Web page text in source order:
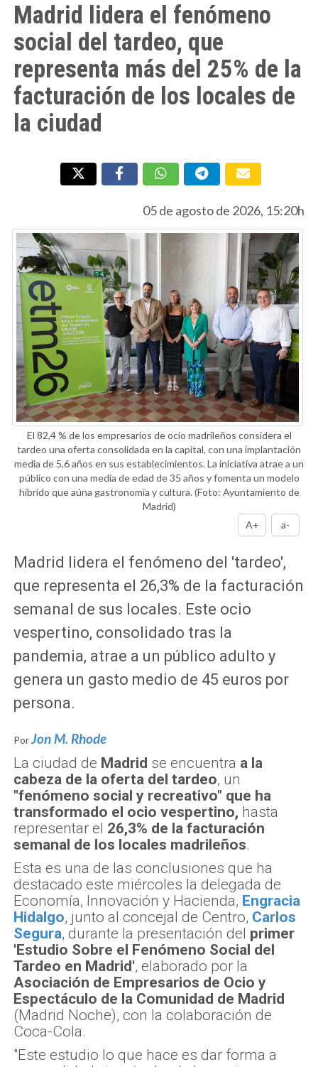
Madrid lidera el fenómeno
social del tardeo, que
representa más del 25% de la
facturación de los locales de
la ciudad
05 de agosto de 2026, 15:20h
El 82,4 % de los empresarios de ocio madrileños considera el
tardeo una oferta consolidada en la capital, con una implantación
media de 5,6 años en sus establecimientos. La iniciativa atrae a un
público con una media de edad de 35 años y fomenta un modelo
híbrido que aúna gastronomía y cultura.(Foto: Ayuntamiento de
Madrid)
A+
a-
Madrid lidera el fenómeno del 'tardeo',
que representa el 26,3% de la facturación
semanal de sus locales. Este ocio
vespertino, consolidado tras la
pandemia, atrae a un público adulto y
genera un gasto medio de 45 euros por
persona.
PorJon M. Rhode
La ciudad de Madrid se encuentra a la
cabeza de la oferta del tardeo, un
"fenómeno social y recreativo" que ha
transformado el ocio vespertino, hasta
representar el 26,3% de la facturación
semanal de los locales madrileños.
Esta es una de las conclusiones que ha
destacado este miércoles la delegada de
Economía, Innovación y Hacienda, Engracia
Hidalgo, junto al concejal de Centro, Carlos
Segura, durante la presentación del primer
'Estudio Sobre el Fenómeno Social del
Tardeo en Madrid', elaborado por la
Asociación de Empresarios de Ocio y
Espectáculo de la Comunidad de Madrid
(Madrid Noche), con la colaboración de
Coca-Cola.
"Este estudio lo que hace es dar forma a